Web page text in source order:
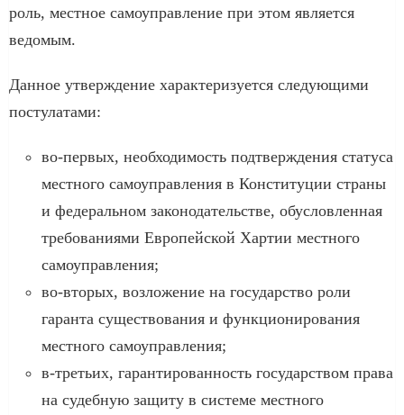
роль, местное самоуправление при этом является
ведомым.
Данное утверждение характеризуется следующими
постулатами:
во-первых, необходимость подтверждения статуса
местного самоуправления в Конституции страны
и федеральном законодательстве, обусловленная
требованиями Европейской Хартии местного
самоуправления;
во-вторых, возложение на государство роли
гаранта существования и функционирования
местного самоуправления;
в-третьих, гарантированность государством права
на судебную защиту в системе местного